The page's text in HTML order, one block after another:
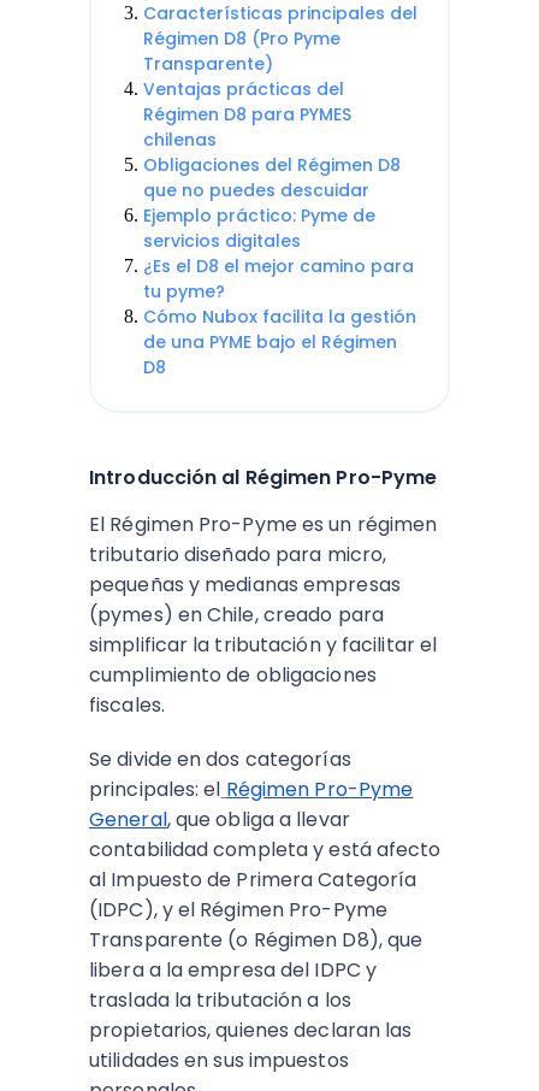
Características principales del
Régimen D8 (Pro Pyme
Transparente)
Ventajas prácticas del
Régimen D8 para PYMES
chilenas
Obligaciones del Régimen D8
que no puedes descuidar
Ejemplo práctico: Pyme de
servicios digitales
¿Es el D8 el mejor camino para
tu pyme?
Cómo Nubox facilita la gestión
de una PYME bajo el Régimen
D8
Introducción al Régimen Pro-Pyme
El Régimen Pro-Pyme es un régimen
tributario diseñado para micro,
pequeñas y medianas empresas
(pymes) en Chile, creado para
simplificar la tributación y facilitar el
cumplimiento de obligaciones
fiscales.
Se divide en dos categorías
principales: el Régimen Pro-Pyme
General, que obliga a llevar
contabilidad completa y está afecto
al Impuesto de Primera Categoría
(IDPC), y el Régimen Pro-Pyme
Transparente (o Régimen D8), que
libera a la empresa del IDPC y
traslada la tributación a los
propietarios, quienes declaran las
utilidades en sus impuestos